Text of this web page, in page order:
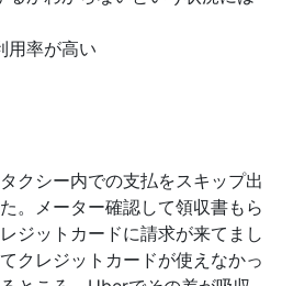
用率が高い
クシー内での支払をスキップ出
。メーター確認して領収書もら
ジットカードに請求が来てまし
クレジットカードが使えなかっ